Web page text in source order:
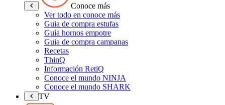
Conoce más
Ver todo en conoce más
Guia de compra estufas
Guia hornos empotre
Guia de compra campanas
Recetas
ThinQ
Información RetiQ
Conoce el mundo NINJA
Conoce el mundo SHARK
TV